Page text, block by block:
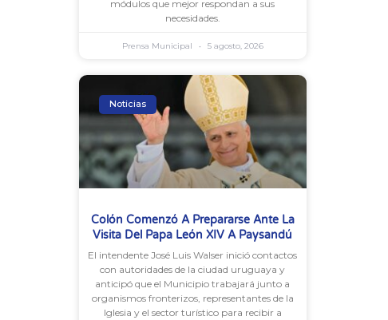
módulos que mejor respondan a sus
necesidades.
Prensa Municipal 5 agosto, 2026
Noticias
Colón Comenzó A Prepararse Ante La
Visita Del Papa León XIV A Paysandú
El intendente José Luis Walser inició contactos
con autoridades de la ciudad uruguaya y
anticipó que el Municipio trabajará junto a
organismos fronterizos, representantes de la
Iglesia y el sector turístico para recibir a